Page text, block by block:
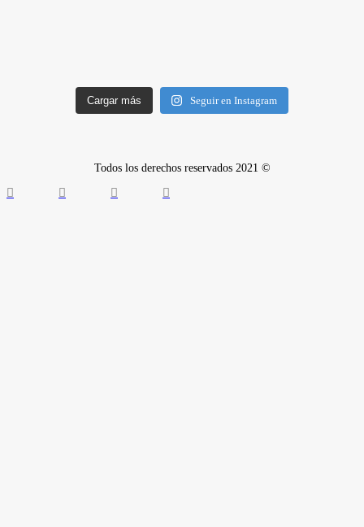
Cargar más Seguir en Instagram
Todos los derechos reservados 2021 ©